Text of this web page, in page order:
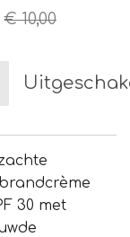
€ 10,00
30 met